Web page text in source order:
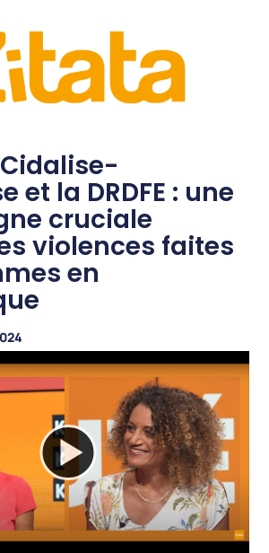
et la DRDFE : une
cruciale
violences faites
en